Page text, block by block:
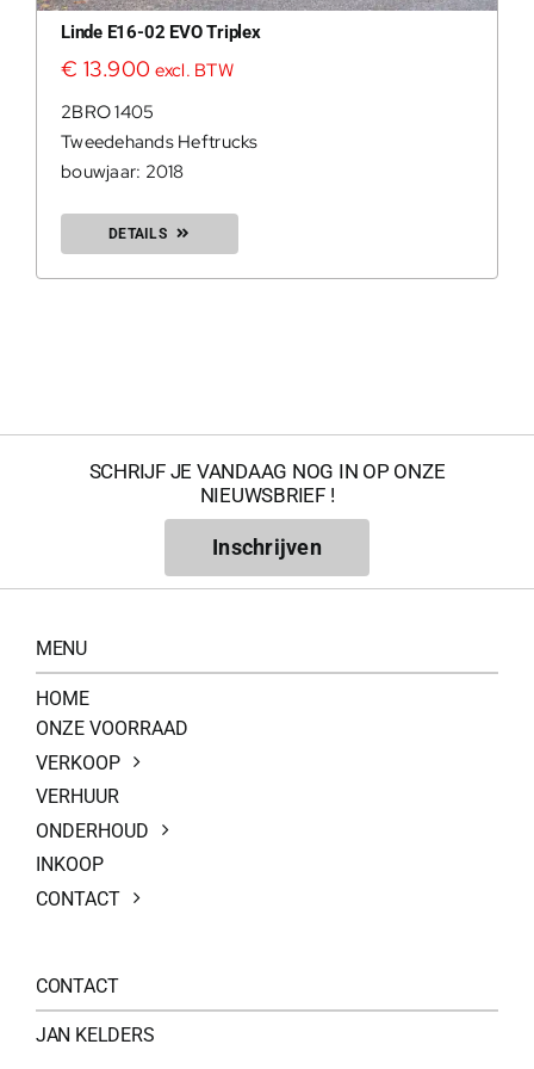
Linde E16-02 EVO Triplex
€ 13.900 excl. BTW
2BRO 1405
Tweedehands Heftrucks
bouwjaar: 2018
DETAILS
SCHRIJF JE VANDAAG NOG IN OP ONZE
NIEUWSBRIEF !
Inschrijven
MENU
HOME
ONZE VOORRAAD
VERKOOP
VERHUUR
ONDERHOUD
INKOOP
CONTACT
CONTACT
JAN KELDERS
200Kg =